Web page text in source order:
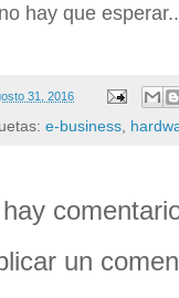
hay que
31, 2016
e-business
un